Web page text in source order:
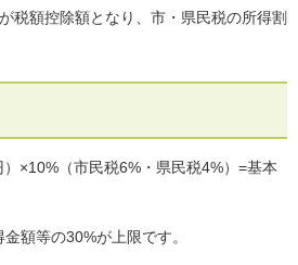
税額控除額となり、市・県民税の所得割
）×10%（市民税6%・県民税4%）=基本
額等の30%が上限です。